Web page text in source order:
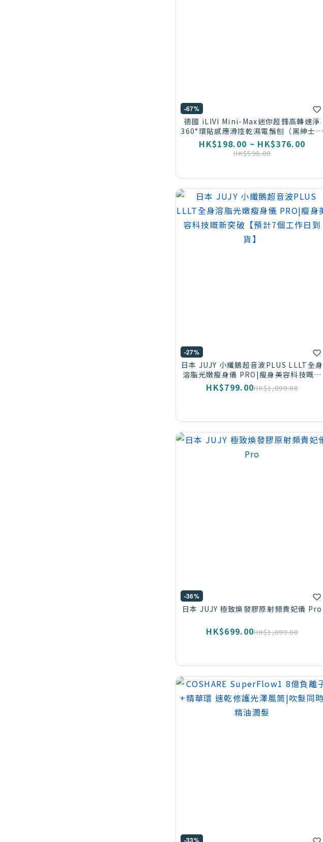
-67%
德國 iLIVI Mini-Max迷你超鋒高轉速淨
360°環貼感應滑控乾濕電鬚刨（黑紳士禮
盒裝）
HK$198.00 ~ HK$376.00
HK$598.00
-27%
日本 JUJY 小纖鵝超音波PLUS LLLT全身
溶脂光嫩瘦身儀 PRO|瘦身美容科技嘅新
突破【預計7個工作日到貨】
HK$799.00HK$1,099.00
-36%
日本 JUJY 極致煥發膠原射頻貴妃儀 Pro
HK$699.00HK$1,099.00
-33%